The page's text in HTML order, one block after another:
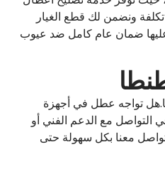
ونضمن لك قطع الغيار
ضمان عام كامل ضد عيوب
تواجه عطل في أجهزة
مع الدعم الفني أو
معنا بكل سهولة حتى